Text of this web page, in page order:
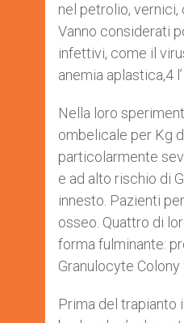
nel petrolio, vernici,
Vanno considerati
infettivi, come il
anemia aplastica,4
Nella loro
ombelicale per Kg
particolarmente
e ad alto rischio di
innesto. Pazienti
osseo. Quattro di
forma fulminante:
Granulocyte Colony
Prima del trapianto